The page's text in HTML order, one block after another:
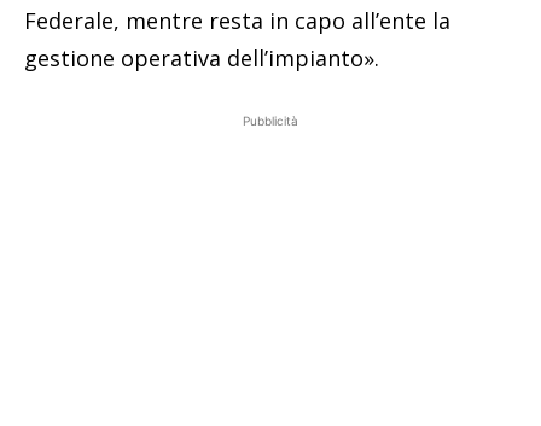
Federale, mentre resta in capo all’ente la
gestione operativa dell’impianto».
Pubblicità